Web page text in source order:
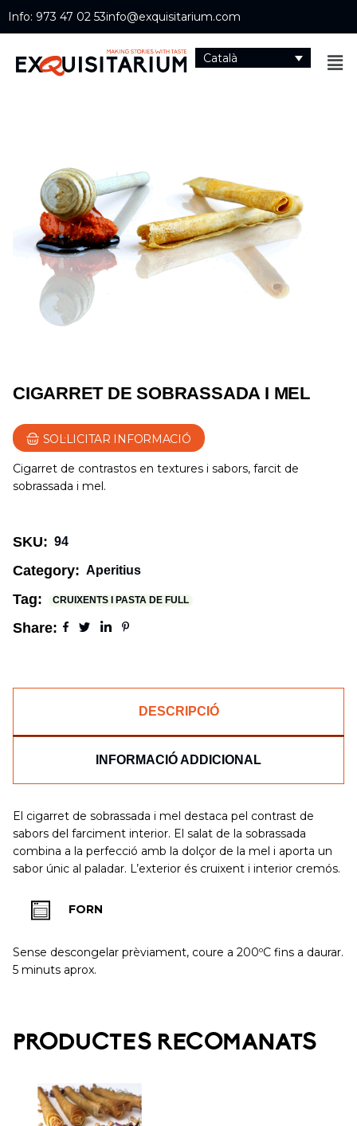
Info: 973 47 02 53info@exquisitarium.com
Català
CIGARRET DE SOBRASSADA I MEL
SOL·LICITAR INFORMACIÓ
Cigarret de contrastos en textures i sabors, farcit de
sobrassada i mel.
SKU: 94
Category: Aperitius
Tag: CRUIXENTS I PASTA DE FULL
Share:
DESCRIPCIÓ
INFORMACIÓ ADDICIONAL
El cigarret de sobrassada i mel destaca pel contrast de
sabors del farciment interior. El salat de la sobrassada
combina a la perfecció amb la dolçor de la mel i aporta un
sabor únic al paladar. L’exterior és cruixent i interior cremós.
FORN
Sense descongelar prèviament, coure a 200ºC fins a daurar.
5 minuts aprox.
PRODUCTES RECOMANATS